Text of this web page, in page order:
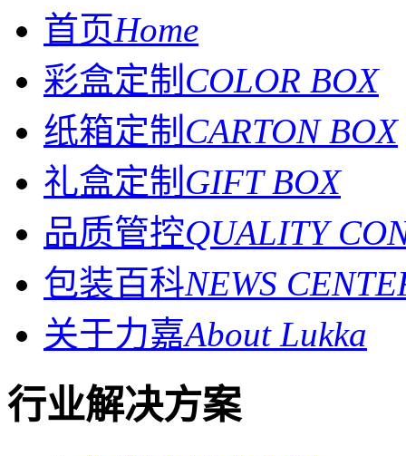
首页Home
彩盒定制 COLOR BOX
纸箱定制 CARTON BOX
礼盒定制 GIFT BOX
品质管控QUALITY
包装百科NEWS
关于力嘉About Lukka
行业解决方案